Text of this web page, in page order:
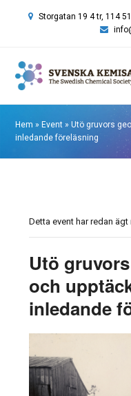
Storgatan 19 4 tr, 114
Hem » Event »Utö gruvors
inledande föreläsning
Detta event har redan ägt
Utö
och
inledande